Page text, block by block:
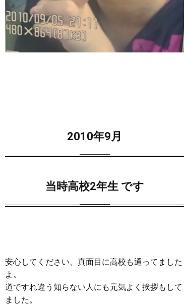
2010年9月
当時高校2年生 です
安心してください、真面目に高校も通ってました
よ。
道ですれ違う知らない人にも元気よく挨拶もして
ました。